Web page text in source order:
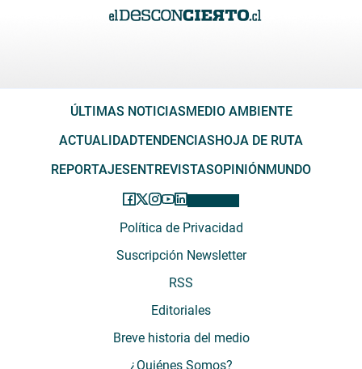
ÚLTIMAS NOTICIASMEDIO AMBIENTE
ACTUALIDADTENDENCIASHOJA DE RUTA
REPORTAJESENTREVISTASOPINIÓNMUNDO
Política de Privacidad
Suscripción Newsletter
RSS
Editoriales
Breve historia del medio
¿Quiénes Somos?